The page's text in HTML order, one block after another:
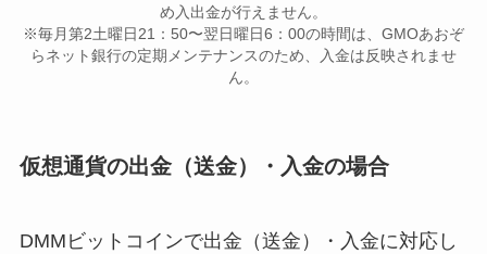
め入出金が行えません。
※毎月第2土曜日21：50〜翌日曜日6：00の時間は、GMOあおぞ
らネット銀行の定期メンテナンスのため、入金は反映されませ
ん。
仮想通貨の出金（送金）・入金の場合
DMMビットコインで出金（送金）・入金に対応し